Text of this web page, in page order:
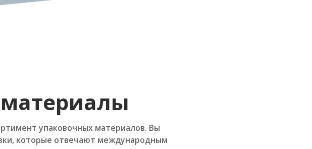
упаковочных материалов. Вы
которые отвечают международным